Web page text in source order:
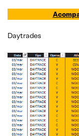
Daytrades